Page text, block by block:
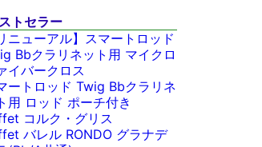
トセラー
ニューアル】スマートロッド
Bbクラリネット用 マイクロ
イバークロス
ートロッド Twig Bbクラリネ
用 ロッド ポーチ付き
コルク・グリス
バレル RONDO グラナデ